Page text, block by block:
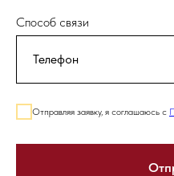
Способ связи
Отправляя заявку, я соглашаюсь с